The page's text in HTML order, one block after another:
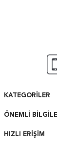
KATEGORILER
ÖNEMLI
HIZLI ERIŞIM